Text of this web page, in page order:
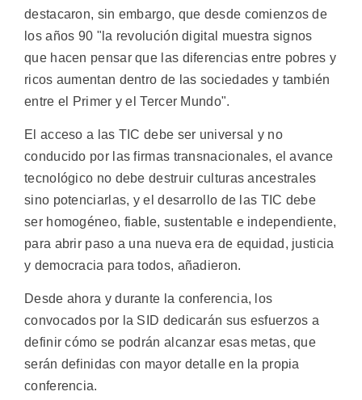
destacaron, sin embargo, que desde comienzos de
los años 90 "la revolución digital muestra signos
que hacen pensar que las diferencias entre pobres y
ricos aumentan dentro de las sociedades y también
entre el Primer y el Tercer Mundo".
El acceso a las TIC debe ser universal y no
conducido por las firmas transnacionales, el avance
tecnológico no debe destruir culturas ancestrales
sino potenciarlas, y el desarrollo de las TIC debe
ser homogéneo, fiable, sustentable e independiente,
para abrir paso a una nueva era de equidad, justicia
y democracia para todos, añadieron.
Desde ahora y durante la conferencia, los
convocados por la SID dedicarán sus esfuerzos a
definir cómo se podrán alcanzar esas metas, que
serán definidas con mayor detalle en la propia
conferencia.